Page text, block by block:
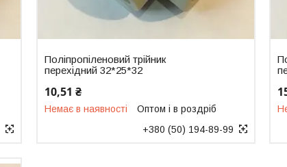
Поліпропіленовий трійник
перехідний 32*25*32
10,51 ₴
Немає в наявності
Оптом і в роздріб
+380 (50) 194-89-99